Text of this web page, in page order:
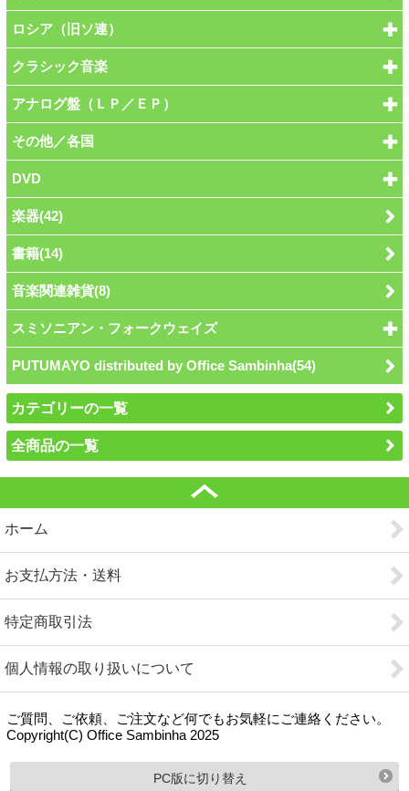
ロシア（旧ソ連）
クラシック音楽
アナログ盤（ＬＰ／ＥＰ）
その他／各国
DVD
楽器(42)
書籍(14)
音楽関連雑貨(8)
スミソニアン・フォークウェイズ
PUTUMAYO distributed by Office Sambinha(54)
カテゴリーの一覧
全商品の一覧
ホーム
お支払方法・送料
特定商取引法
個人情報の取り扱いについて
ご質問、ご依頼、ご注文など何でもお気軽にご連絡ください。
Copyright(C) Office Sambinha 2025
PC版に切り替え